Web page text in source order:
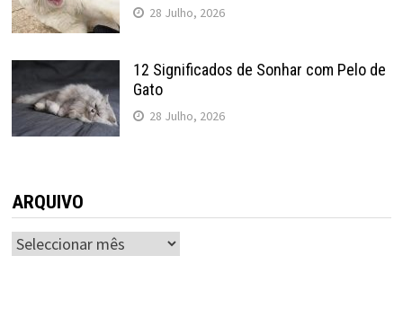
28 Julho, 2026
12 Significados de Sonhar com Pelo de
Gato
28 Julho, 2026
ARQUIVO
ARQUIVO